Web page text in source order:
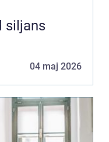
siljans
04 maj 2026